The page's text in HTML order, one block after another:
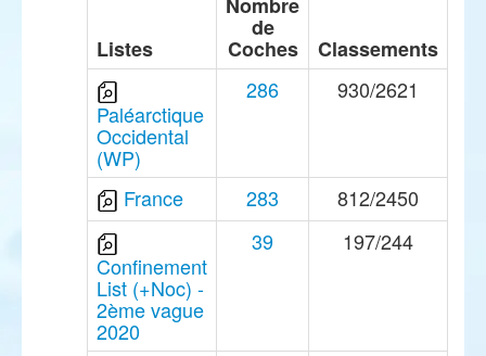
Listes
de
Coches Classements
Paléarctique
Occidental
(WP)
286 930/2621
France 283 812/2450
Confinement
List (+Noc) -
2ème vague
2020
39 197/244